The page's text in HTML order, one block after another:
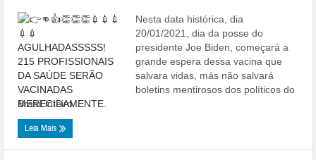
Nesta data histórica, dia
20/01/2021, dia da posse do
presidente Joe Biden, começará a
grande espera dessa vacina que
salvara vidas, más não salvará
boletins mentirosos dos políticos do
Brasil inteiro ...
Leia Mais